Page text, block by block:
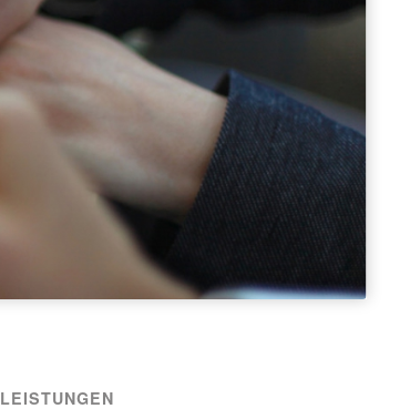
LEISTUNGEN